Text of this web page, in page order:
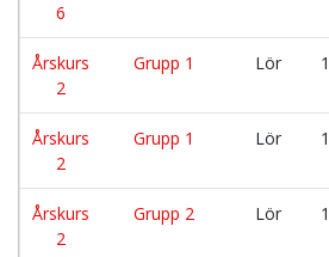
6
Årskurs
2
Grupp 1 Lör
Årskurs
2
Grupp 1 Lör
Årskurs
2
Grupp 2 Lör